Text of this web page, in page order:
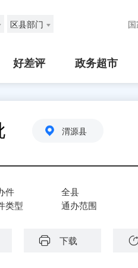
区县部门
好差评 政务超市
渭源县
件
类型
全县
通办范围
下载